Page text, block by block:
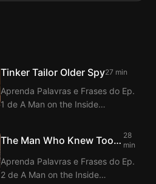
Tinker Tailor Older Spy27 min
Aprenda Palavras e Frases do Ep.
1 de A Man on the Inside
coreano do Langflix! O Langflix
oferece tradução dos Diálogos do
Ep. 1 de A Man on the Inside com
The Man Who Knew Too
28
min
Aprenda Palavras e Frases do Ep.
2 de A Man on the Inside